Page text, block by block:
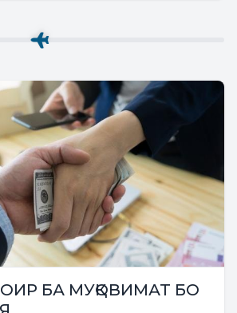
БА МУҚОВИМАТ БО